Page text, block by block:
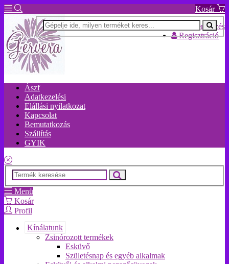
Kosár
Bejelentkezés
Regisztráció
Ászf
Adatkezelési
Elállási nyilatkozat
Kapcsolat
Bemutatkozás
Szállítás
GYIK
Menü
Kosár
Profil
Kínálatunk
Zsinórozott termékek
Esküvő
Születésnap és egyéb alkalmak